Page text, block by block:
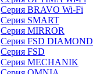
Серия BRAVO Wi-Fi
Серия SMART
Серия MIRROR
Серия FSD DIAMOND
Серия FSD
Серия MECHANIK